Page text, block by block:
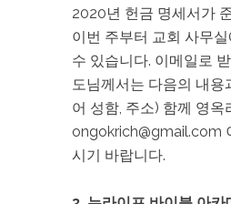
2020년 헌금 명세서가
이번 주부터 교회 사무
수 있습니다. 이메일로
도님께서는 다음의 내용
어 성함, 주소) 함께 영
ongokrich@gmail.com
시기 바랍니다.